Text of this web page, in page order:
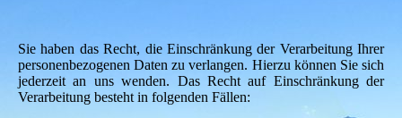
Sie haben das Recht, die Einschränkung der Verarbeitung Ihrer
personenbezogenen Daten zu verlangen. Hierzu können Sie sich
jederzeit an uns wenden. Das Recht auf Einschränkung der
Verarbeitung besteht in folgenden Fällen: